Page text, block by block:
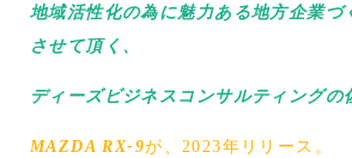
地域活性化の為に魅力ある地方企業づ
させて頂く、
ディーズビジネスコンサルティングの
MAZDA RX-9が、2023年リリース。